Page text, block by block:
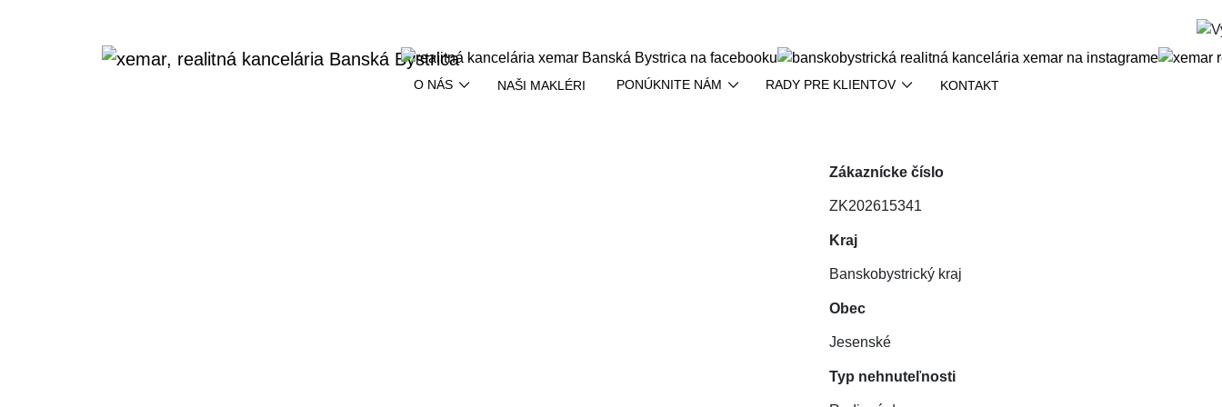
O NÁS NAŠI MAKLÉRI PONÚKNITE NÁM RADY PRE KLIENTOV KONTAKT
Zákaznícke číslo
ZK202615341
Kraj
Banskobystrický kraj
Obec
Jesenské
Typ nehnuteľnosti